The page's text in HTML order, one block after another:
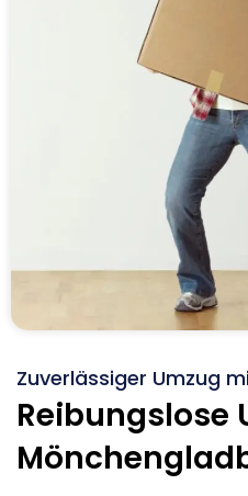
Zuverlässiger Umzug
Reibungslose